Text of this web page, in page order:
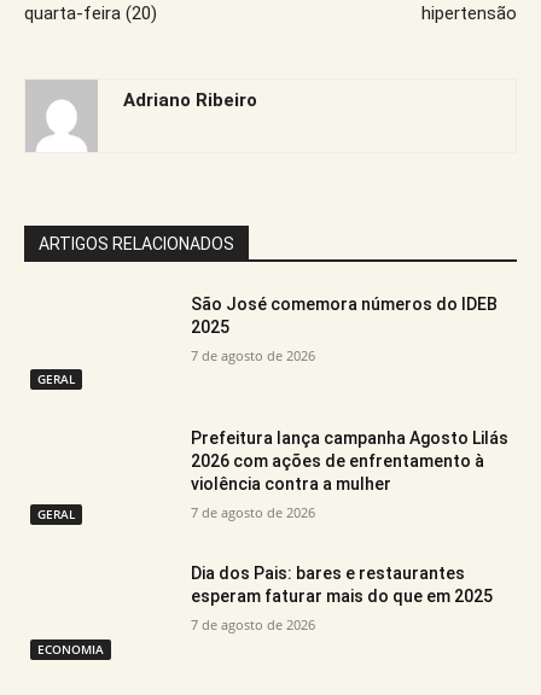
quarta-feira (20)
hipertensão
Adriano Ribeiro
ARTIGOS RELACIONADOS
GERAL
São José comemora números do IDEB
2025
7 de agosto de 2026
GERAL
Prefeitura lança campanha Agosto Lilás
2026 com ações de enfrentamento à
violência contra a mulher
7 de agosto de 2026
ECONOMIA
Dia dos Pais: bares e restaurantes
esperam faturar mais do que em 2025
7 de agosto de 2026